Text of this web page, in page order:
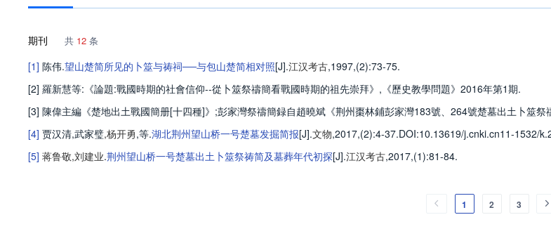
期刊 共 12 条
[1] 陈伟.望山楚简所见的卜筮与祷祠──与包山楚简相对照[J].江汉考古,1997,(2):73-75.
[2] 羅新慧等:《論題:戰國時期的社會信仰--從卜筮祭禱簡看戰國時期的祖先崇拜》,《歷史教學問題》2016年第1期.
[3] 陳偉主編《楚地出土戰國簡册[十四種]》;彭家灣祭禱簡録自趙曉斌《荆州棗林鋪彭家灣183號、264號楚墓出土卜筮
[4] 贾汉清,武家璧,杨开勇,等.湖北荆州望山桥一号楚墓发掘简报[J].文物,2017,(2):4-37.DOI:10.13619/j.cnki.cn11-1532/
[5] 蒋鲁敬,刘建业.荆州望山桥一号楚墓出土卜筮祭祷简及墓葬年代初探[J].江汉考古,2017,(1):81-84.
1 2 3